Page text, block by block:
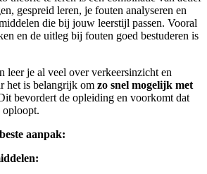
gespreid leren, je fouten analyseren en
die bij jouw leerstijl passen. Vooral
en de uitleg bij fouten goed bestuderen is
leer je al veel over verkeersinzicht en
het is belangrijk om zo snel mogelijk met
bevordert de opleiding en voorkomt dat
oploopt.
aanpak: